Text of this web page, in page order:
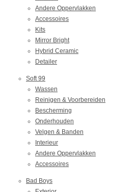
Andere Oppervlakken
Accessoires
Kits
Mirror Bright
Hybrid Ceramic
Detailer
Soft 99
Wassen
Reinigen & Voorbereiden
Bescherming
Onderhouden
Velgen & Banden
Interieur
Andere Oppervlakken
Accessoires
Bad Boys